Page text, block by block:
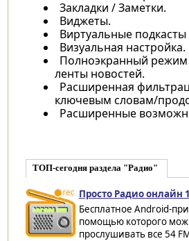
Закладки / Заметки.
Виджеты.
Виртуальные подкасты
Визуальная настройка.
Полноэкранный режим
ленты новостей.
Расширенная
ключевым словам/
Расширенные
ТОП-сегодня раздела "Радио"
Просто Радио онлайн
Бесплатное Android-
помощью которого
прослушивать все 54